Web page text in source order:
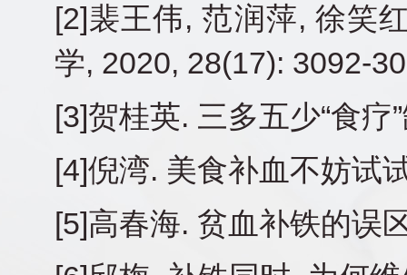
[2]裴王伟, 范润萍, 徐笑
学, 2020, 28(17): 3092-
[3]贺桂英. 三多五少“食
[4]倪湾. 美食补血不妨试
[5]高春海. 贫血补铁的误